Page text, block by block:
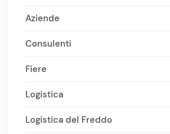
Aziende
Consulenti
Fiere
Logistica
Logistica del Freddo